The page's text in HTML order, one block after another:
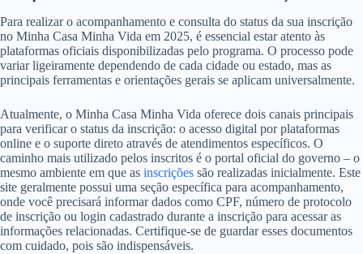
Para realizar o acompanhamento e consulta do status da sua inscrição
no Minha Casa Minha Vida em 2025, é essencial estar atento às
plataformas oficiais disponibilizadas pelo programa. O processo pode
variar ligeiramente dependendo de cada cidade ou estado, mas as
principais ferramentas e orientações gerais se aplicam universalmente.
Atualmente, o Minha Casa Minha Vida oferece dois canais principais
para verificar o status da inscrição: o acesso digital por plataformas
online e o suporte direto através de atendimentos específicos. O
caminho mais utilizado pelos inscritos é o portal oficial do governo – o
mesmo ambiente em que as inscrições são realizadas inicialmente. Este
site geralmente possui uma seção específica para acompanhamento,
onde você precisará informar dados como CPF, número de protocolo
de inscrição ou login cadastrado durante a inscrição para acessar as
informações relacionadas. Certifique-se de guardar esses documentos
com cuidado, pois são indispensáveis.